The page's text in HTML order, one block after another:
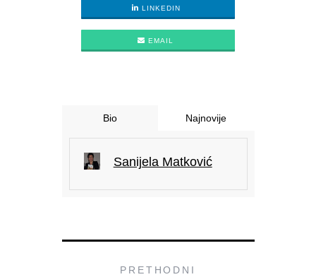
LINKEDIN
EMAIL
Bio Najnovije
Sanijela Matković
PRETHODNI